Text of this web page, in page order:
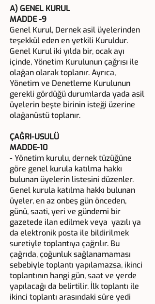
A) GENEL KURUL
MADDE -9
Genel Kurul, Dernek asil üyelerinden
teşekkül eden en yetkili Kuruldur.
Genel Kurul iki yılda bir, ocak ayı
içinde, Yönetim Kurulunun çağrısı ile
olağan olarak toplanır. Ayrıca,
Yönetim ve Denetleme Kurulunun
gerekli gördüğü durumlarda yada asil
üyelerin beşte birinin isteği üzerine
olağanüstü toplanır.
ÇAĞRI-USULÜ
MADDE-10
- Yönetim kurulu, dernek tüzüğüne
göre genel kurula katılma hakkı
bulunan üyelerin listesini düzenler.
Genel kurula katılma hakkı bulunan
üyeler, en az onbeş gün önceden,
günü, saati, yeri ve gündemi bir
gazetede ilan edilmek veya yazılı ya
da elektronik posta ile bildirilmek
suretiyle toplantıya çağrılır. Bu
çağrıda, çoğunluk sağlanamaması
sebebiyle toplantı yapılamazsa, ikinci
toplantının hangi gün, saat ve yerde
yapılacağı da belirtilir. İlk toplantı ile
ikinci toplantı arasındaki süre yedi